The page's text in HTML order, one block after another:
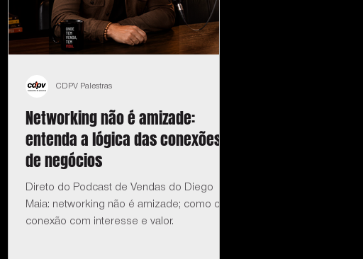
Networking não é amizade:
entenda a lógica das conexões
de negócios
Direto do Podcast de Vendas do Diego
Maia: networking não é amizade; como criar
conexão com interesse e valor.
CDPV Palestras